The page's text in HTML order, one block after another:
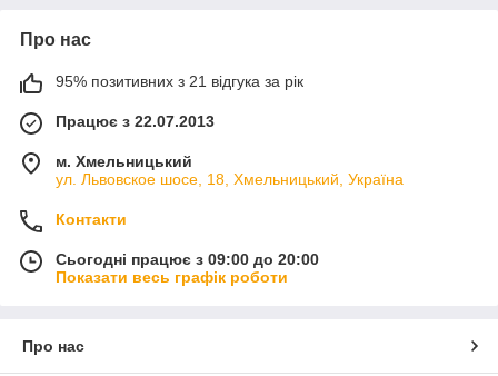
Про нас
95% позитивних з 21 відгука за рік
Працює з 22.07.2013
м. Хмельницький
ул. Львовское шосе, 18, Хмельницький, Україна
Контакти
Сьогодні працює з 09:00 до 20:00
Показати весь графік роботи
Про нас